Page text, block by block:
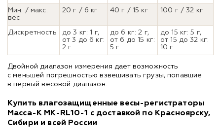
Мин. / макс.
вес
20 г / 6 кг 40 г / 15 кг 100 г / 32 кг
Дискретность
до 3 кг: 1 г,
от 3 до 6 кг:
2 г
до 6 кг: 2 г,
от 6 до 15 кг:
5 г
до 15 кг: 5 г,
от 15 до 32 кг:
10 г
Двойной диапазон измерения дает возможность
с меньшей погрешностью взвешивать грузы, попавшие
в первый весовой диапазон.
Купить влагозащищенные весы-регистраторы
Масса-К MK-RL10-1 с доставкой по Красноярску,
Сибири и всей России